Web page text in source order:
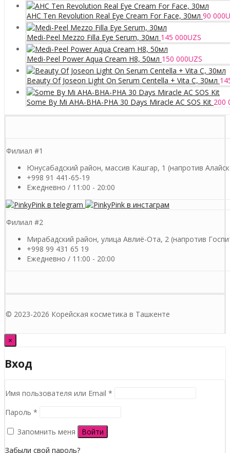
AHC Ten Revolution Real Eye Cream For Face, 30мл 90 000
Medi-Peel Mezzo Filla Eye Serum, 30мл 145 000UZS
Medi-Peel Power Aqua Cream H8, 50мл 150 000UZS
Beauty Of Joseon Light On Serum Centella + Vita C, 30мл
Some By Mi AHA-BHA-PHA 30 Days Miracle AC SOS Kit 200
Филиал #1
Юнусабадский район, массив Кашгар, 1 (напротив
+998 91 441-65-19
Ежедневно / 11:00 - 20:00
Филиал #2
Мирабадский район, улица Авлиё-Ота, 2 (напротив
+998 99 431 65 19
Ежедневно / 11:00 - 20:00
© 2023-2026 Корейская косметика в Ташкенте
×
Вход
Имя пользователя или Email *
Пароль *
Запомнить меня
Войти
Забыли свой пароль?